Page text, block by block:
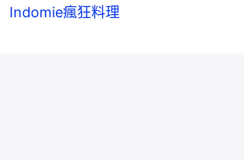
Indomie瘋狂料理